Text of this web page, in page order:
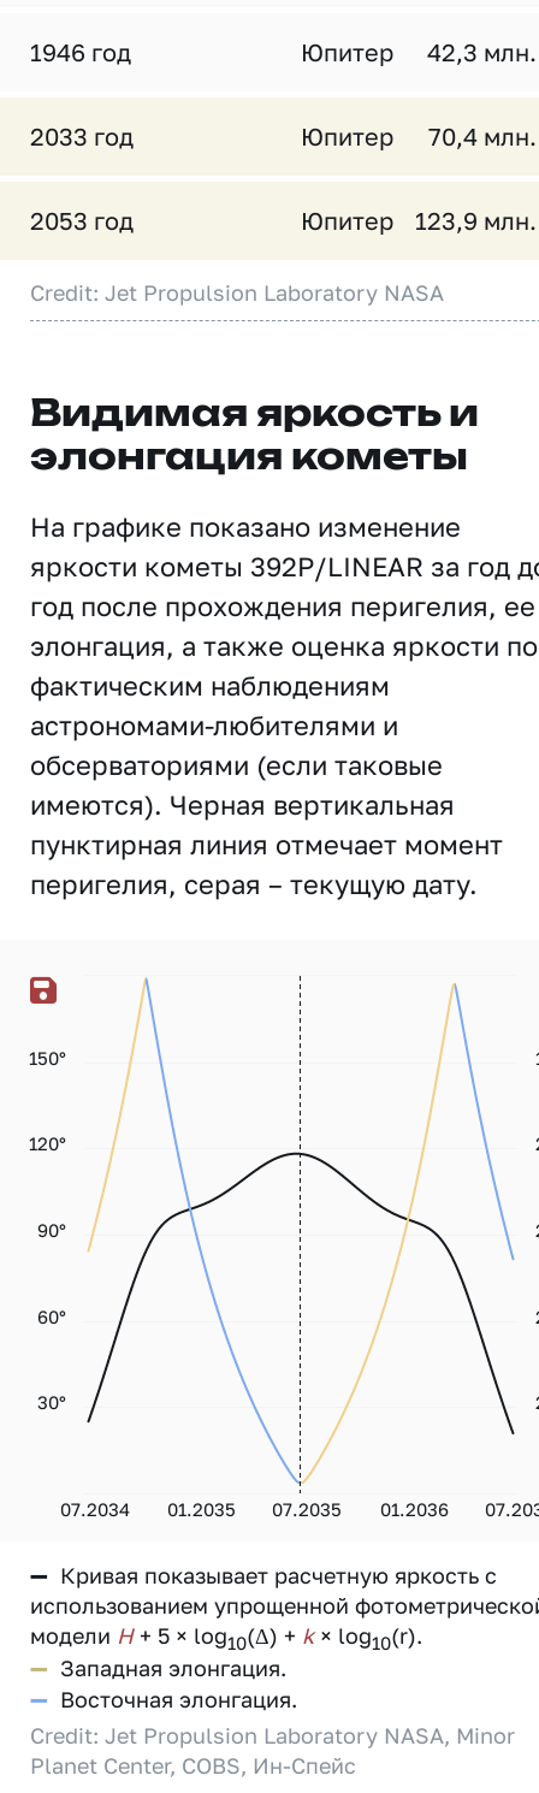
1946 год Юпитер 42,3
2033 год Юпитер 70,4
2053 год Юпитер 123,9
Credit: Jet Propulsion Laboratory NASA
Видимая яркость и
элонгация кометы
На графике показано изменение
яркости кометы 392P/LINEAR за год
год после прохождения перигелия, ее
элонгация, а также оценка яркости по
фактическим наблюдениям
астрономами-любителями и
обсерваториями (если таковые
имеются). Черная вертикальная
пунктирная линия отмечает момент
перигелия, серая – текущую дату.
07.2034 01.2035 07.2035 01.2036
30°
60°
90°
120°
150°
— Кривая показывает расчетную яркость с
использованием упрощенной
модели H+ 5 × log10(Δ) + k× log10(r).
— Западная элонгация.
— Восточная элонгация.
Credit: Jet Propulsion Laboratory NASA, Minor
Planet Center, COBS, Ин-Спейс